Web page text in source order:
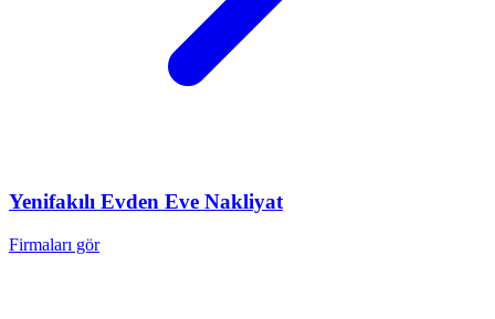
Yenifakılı Evden Eve Nakliyat
Firmaları gör